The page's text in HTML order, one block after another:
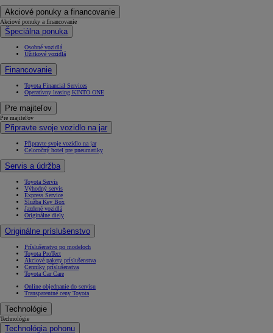
Akciové ponuky a financovanie
Akciové ponuky a financovanie
Špeciálna ponuka
Osobné vozidlá
Úžitkové vozidlá
Financovanie
Toyota Financial Services
Operatívny leasing KINTO ONE
Pre majiteľov
Pre majiteľov
Připravte svoje vozidlo na jar
Připravte svoje vozidlo na jar
Celoročný hotel pre pneumatiky
Servis a údržba
Toyota Servis
Výhodný servis
Express Service
Služba Key Box
Jazdené vozidlá
Originálne diely
Originálne príslušenstvo
Príslušenstvo po modeloch
Toyota ProTect
Akciové pakety príslušenstva
Cenníky príslušenstva
Toyota Car Care
Online objednanie do servisu
Transparentné ceny Toyota
Technológie
Technológie
Technológia pohonu